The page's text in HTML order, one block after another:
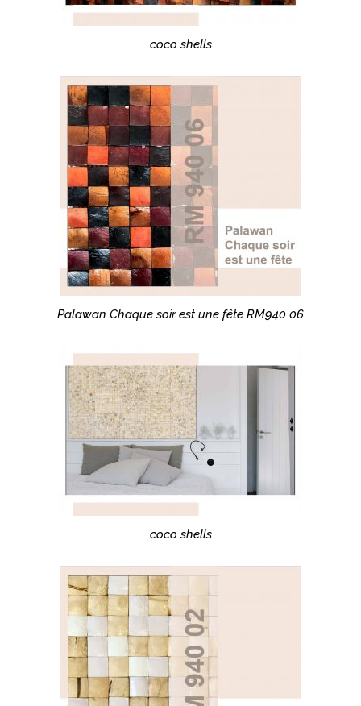
coco shells
Palawan Chaque soir est une fête RM940 06
coco shells